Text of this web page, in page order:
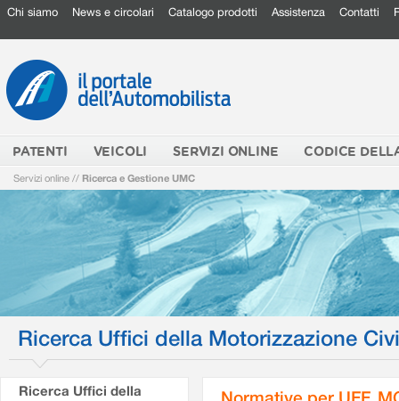
Chi siamo News e circolari Catalogo prodotti Assistenza Contatti
PATENTI VEICOLI SERVIZI ONLINE CODICE
Servizi online // Ricerca e Gestione UMC
Ricerca Uffici della Motorizzazione
Ricerca Uffici della